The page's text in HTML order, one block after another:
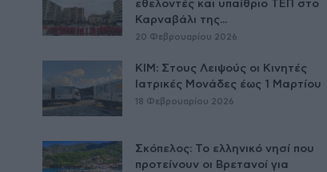
εθελοντές και υπαίθριο ΤΕΠ στο
Καρναβάλι της...
20 Φεβρουαρίου 2026
ΚΙΜ: Στους Λειψούς οι Κινητές
Ιατρικές Μονάδες έως 1 Μαρτίου
18 Φεβρουαρίου 2026
Σκόπελος: Το ελληνικό νησί που
προτείνουν οι Βρετανοί για